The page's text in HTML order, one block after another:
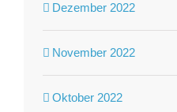
Dezember 2022
November 2022
Oktober 2022